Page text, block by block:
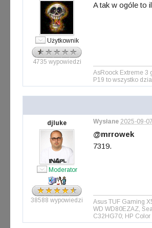
Użytkownik
4735 wypowiedzi
A tak w ogóle to
AsRoock Extreme 3
P19 to wszystko
djluke
Moderator
38588 wypowiedzi
Wysłane 2025-09-
@mrrowek
7319.
Asus TUF Gaming
WD WD80EZAZ,
C32HG70; HP